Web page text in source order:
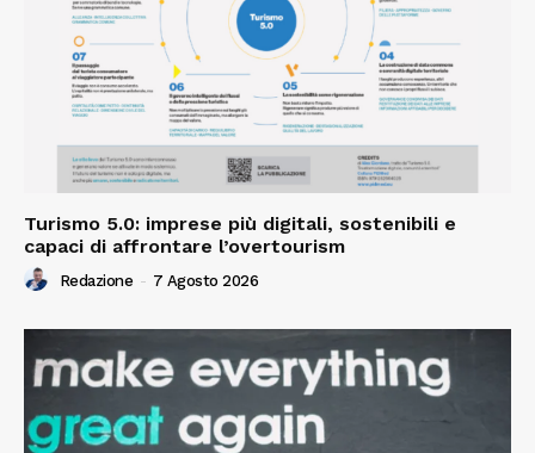
Turismo 5.0: imprese più digitali, sostenibili e
capaci di affrontare l’overtourism
Redazione - 7 Agosto 2026